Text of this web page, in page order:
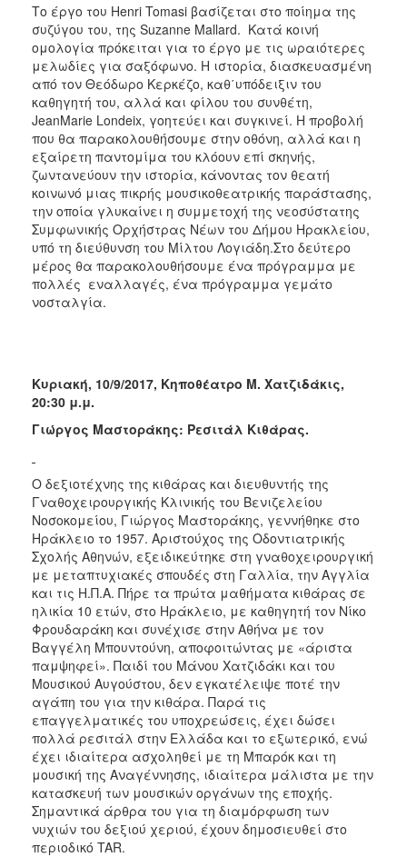
Το έργο του Henri Tomasi βασίζεται στο ποίημα της
συζύγου του, της Suzanne Mallard. Κατά κοινή
ομολογία πρόκειται για το έργο με τις ωραιότερες
μελωδίες για σαξόφωνο. Η ιστορία, διασκευασμένη
από τον Θεόδωρο Κερκέζο, καθ΄υπόδειξιν του
καθηγητή του, αλλά και φίλου του συνθέτη,
JeanMarie Londeix, γοητεύει και συγκινεί. Η προβολή
που θα παρακολουθήσουμε στην οθόνη, αλλά και η
εξαίρετη παντομίμα του κλόουν επί σκηνής,
ζωντανεύουν την ιστορία, κάνοντας τον θεατή
κοινωνό μιας πικρής μουσικοθεατρικής παράστασης,
την οποία γλυκαίνει η συμμετοχή της νεοσύστατης
Συμφωνικής Ορχήστρας Νέων του Δήμου Ηρακλείου,
υπό τη διεύθυνση του Μίλτου Λογιάδη.Στο δεύτερο
μέρος θα παρακολουθήσουμε ένα πρόγραμμα με
πολλές εναλλαγές, ένα πρόγραμμα γεμάτο
νοσταλγία.
Κυριακή, 10/9/2017, Κηποθέατρο Μ. Χατζιδάκις,
20:30 μ.μ.
Γιώργος Μαστοράκης: Ρεσιτάλ Κιθάρας.
Ο δεξιοτέχνης της κιθάρας και διευθυντής της
Γναθοχειρουργικής Κλινικής του Βενιζελείου
Νοσοκομείου, Γιώργος Μαστοράκης, γεννήθηκε στο
Ηράκλειο το 1957. Αριστούχος της Οδοντιατρικής
Σχολής Αθηνών, εξειδικεύτηκε στη γναθοχειρουργική
με μεταπτυχιακές σπουδές στη Γαλλία, την Αγγλία
και τις Η.Π.Α. Πήρε τα πρώτα μαθήματα κιθάρας σε
ηλικία 10 ετών, στο Ηράκλειο, με καθηγητή τον Νίκο
Φρουδαράκη και συνέχισε στην Αθήνα με τον
Βαγγέλη Μπουντούνη, αποφοιτώντας με «άριστα
παμψηφεί». Παιδί του Μάνου Χατζιδάκι και του
Μουσικού Αυγούστου, δεν εγκατέλειψε ποτέ την
αγάπη του για την κιθάρα. Παρά τις
επαγγελματικές του υποχρεώσεις, έχει δώσει
πολλά ρεσιτάλ στην Ελλάδα και το εξωτερικό, ενώ
έχει ιδιαίτερα ασχοληθεί με τη Μπαρόκ και τη
μουσική της Αναγέννησης, ιδιαίτερα μάλιστα με την
κατασκευή των μουσικών οργάνων της εποχής.
Σημαντικά άρθρα του για τη διαμόρφωση των
νυχιών του δεξιού χεριού, έχουν δημοσιευθεί στο
περιοδικό TAR.